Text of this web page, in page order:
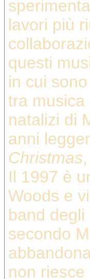
lavori più
questi
in cui
tra musica
natalizi di
anni
Christmas
Il 1997 è
Woods e
band
secondo
non